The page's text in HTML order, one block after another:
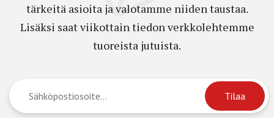
tärkeitä asioita ja valotamme niiden taustaa.
Lisäksi saat viikottain tiedon verkkolehtemme
tuoreista jutuista.